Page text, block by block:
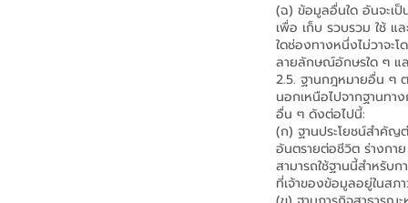
(ฉ) ข้อมูลอื่นใด อันจะเป็
เพื่อ เก็บ รวบรวม ใช้ แ
ใดช่องทางหนึ่งไม่วาจ
ลายลักษณ์อักษรใด ๆ แ
2.5. ฐานกฎหมายอื่น ๆ
นอกเหนือไปจากฐานทา
อื่น ๆ ดังต่อไปนี้:
(ก) ฐานประโยชน์สำคัญ
อันตรายต่อชีวิต ร่างกา
สามารถใช้ฐานนี้สำหรั
ที่เจ้าของข้อมูลอยู่ในสภ